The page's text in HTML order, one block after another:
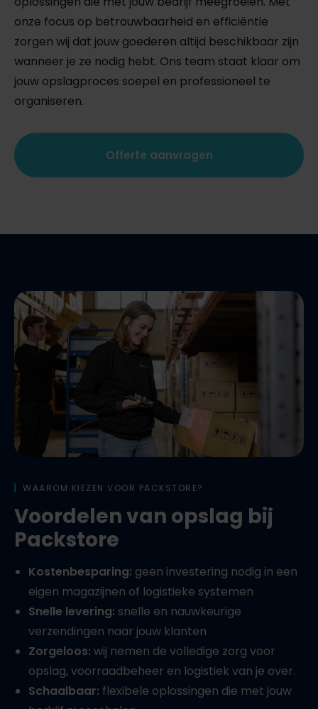
onze focus op betrouwbaarheid en efficiëntie
zorgen wij dat jouw goederen altijd beschikbaar zijn
wanneer je ze nodig hebt. Ons team staat klaar om
jouw opslagproces soepel en professioneel te
organiseren.
Offerte aanvragen
WAAROM KIEZEN VOOR PACKSTORE?
Voordelen van opslag bij
Packstore
Kostenbesparing: geen investering nodig in een
eigen magazijnen of logistieke systemen
Snelle levering: snelle en nauwkeurige
verzendingen naar jouw klanten
Zorgeloos: wij nemen de volledige zorg voor
opslag, voorraadbeheer en logistiek van je over.
Schaalbaar: flexibele oplossingen die met jouw